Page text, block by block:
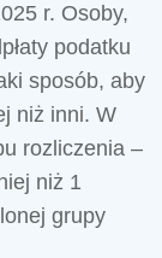
r. Osoby,
podatku
sposób, aby
niż inni. W
rozliczenia –
niż 1
grupy